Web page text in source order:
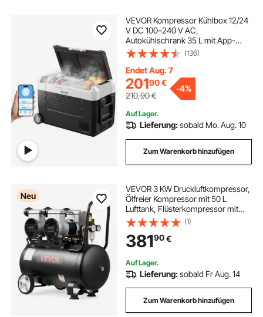
VEVOR Kompressor Kühlbox 12/24
V DC 100–240 V AC,
Autokühlschrank 35 L mit App-
Steuerung & Rädern & 2
Temperaturzonen (-20 °C bis 20
°C), Tragbarer Kühlschrank für
Wohnmobile Boote Camping
Angeln
(136)
Endet Aug. 7
20190€
210,90€
-4%
Auf Lager.
Lieferung:sobald Mo. Aug. 10
Zum Warenkorb hinzufügen
Neu
VEVOR 3 KW Druckluftkompressor,
Ölfreier Kompressor mit 50 L
Lufttank, Flüsterkompressor mit
255 L/min bei 6,2 bar & Max. 8 bar,
Tragbarer Luftkompressor mit
Rädern & Griff für Werkstatt
Heimwerker
(1)
38190€
Auf Lager.
Lieferung:sobald Fr Aug. 14
Zum Warenkorb hinzufügen